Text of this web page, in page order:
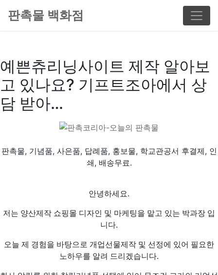
판촉물 백화점
예쁜츄리닝사이트 제작 알아보
고 있나요? 기프트조아에서 상
담 받아…
판촉물, 기념품, 사은품, 답례품, 홍보물, 학교관공서 후결제, 인
쇄, 배송무료.
안녕하세요.
저는 양산제작 쇼핑몰 디자인 및 마케팅을 맡고 있는 박과장 입
니다.
오늘 제 경험을 바탕으로 개업선물제작 및 선정에 있어 필요한
노하우를 알려 드리겠습니다.